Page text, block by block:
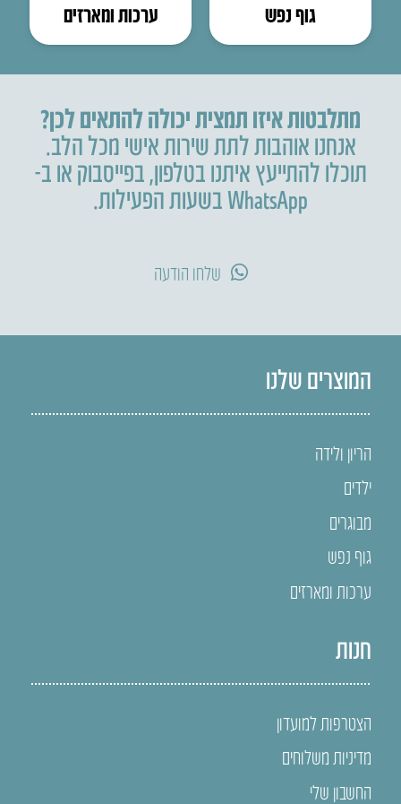
גוף נפש ערכות ומארזים
מתלבטות איזו תמצית יכולה להתאים לכן?
אנחנו אוהבות לתת שירות אישי מכל הלב.
תוכלו להתייעץ איתנו בטלפון,בפייסבוק או ב-
WhatsApp בשעות הפעילות.
שלחו הודעה
המוצרים שלנו
הריון ולידה
ילדים
מבוגרים
גוף נפש
ערכות ומארזים
חנות
הצטרפות למועדון
מדיניות משלוחים
החשבון שלי